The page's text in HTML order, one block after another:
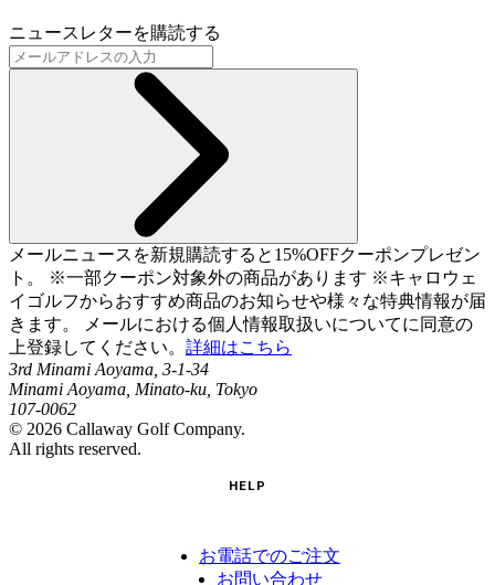
ニュースレターを購読する
メールニュースを新規購読すると15%OFFクーポンプレゼン
ト。 ※一部クーポン対象外の商品があります ※キャロウェ
イゴルフからおすすめ商品のお知らせや様々な特典情報が届
きます。 メールにおける個人情報取扱いについてに同意の
上登録してください。 詳細はこちら
3rd Minami Aoyama, 3-1-34
Minami Aoyama, Minato-ku, Tokyo
107-0062
© 2026 Callaway Golf Company.
All rights reserved.
HELP
お電話でのご注文
お問い合わせ